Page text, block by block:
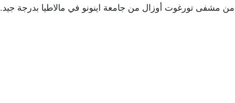
مشفى تورغوت أوزال من جامعة اينونو في مالاطيا بدرجة جيد.